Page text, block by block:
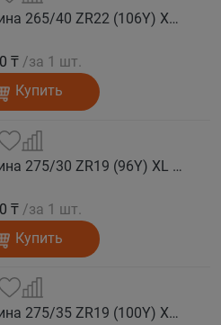
CONTINENTAL Автошина 265/40 ZR22 (106Y) XL FR SportContact 7 лето
₸ /за 1 шт.
Купить
CONTINENTAL Автошина 275/30 ZR19 (96Y) XL FR SportContact 7 лето
₸ /за 1 шт.
Купить
CONTINENTAL Автошина 275/35 ZR19 (100Y) XL FR SportContact 7 лето